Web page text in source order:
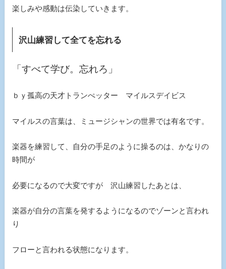
楽しみや感動は伝染していきます。
沢山練習して全てを忘れる
「すべて学び。忘れろ」
ｂｙ孤高の天才トランぺッター マイルスデイビス
マイルスの言葉は、ミュージシャンの世界では有名です。
楽器を練習して、自分の手足のように操るのは、かなりの
時間が
必要になるので大変ですが 沢山練習したあとは、
楽器が自分の言葉を発するようになるのでゾーンと言われ
り
フローと言われる状態になります。